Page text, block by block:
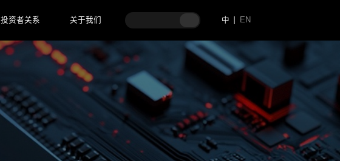
投资者关系 关于我们 中 EN